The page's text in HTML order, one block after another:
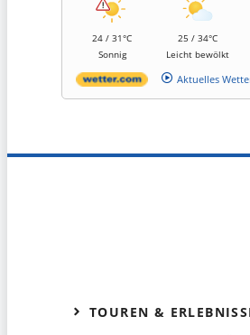
24 / 31°C
Sonnig
25 / 34°C
Leicht bewölkt
Aktuelles
TOUREN &